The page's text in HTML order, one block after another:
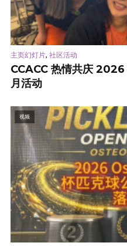
主页幻灯片, 社区活动
CCACC 热情共庆 2026
月活动
视频